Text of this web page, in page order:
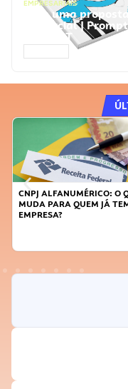
EMPRESARIAIS
Faça uma
comercial |
ChatGPT
CNPJ ALFANUMÉRICO: O
MUDA PARA QUEM JÁ
EMPRESA?